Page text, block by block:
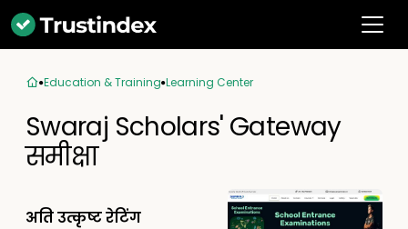
Education & Training Learning Center
Swaraj Scholars' Gateway
समीक्षा
अति उत्कृष्ट रेटिंग